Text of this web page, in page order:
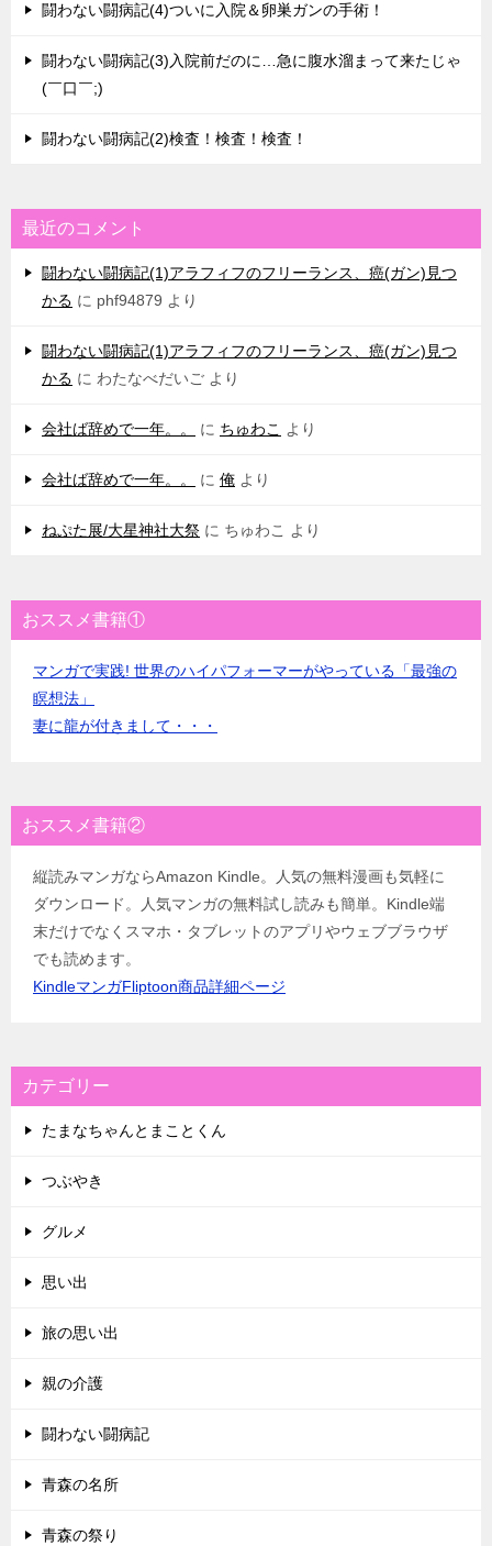
闘わない闘病記(4)ついに入院＆卵巣ガンの手術！
闘わない闘病記(3)入院前だのに…急に腹水溜まって来たじゃ
(￣口￣;)
闘わない闘病記(2)検査！検査！検査！
最近のコメント
闘わない闘病記(1)アラフィフのフリーランス、癌(ガン)見つ
かる に phf94879 より
闘わない闘病記(1)アラフィフのフリーランス、癌(ガン)見つ
かる に わたなべだいご より
会社ば辞めで一年。。 に ちゅわこ より
会社ば辞めで一年。。 に 俺 より
ねぷた展/大星神社大祭 に ちゅわこ より
おススメ書籍①
マンガで実践! 世界のハイパフォーマーがやっている「最強の
瞑想法」
妻に龍が付きまして・・・
おススメ書籍②
縦読みマンガならAmazon Kindle。人気の無料漫画も気軽に
ダウンロード。人気マンガの無料試し読みも簡単。Kindle端
末だけでなくスマホ・タブレットのアプリやウェブブラウザ
でも読めます。
KindleマンガFliptoon商品詳細ページ
カテゴリー
たまなちゃんとまことくん
つぶやき
グルメ
思い出
旅の思い出
親の介護
闘わない闘病記
青森の名所
青森の祭り